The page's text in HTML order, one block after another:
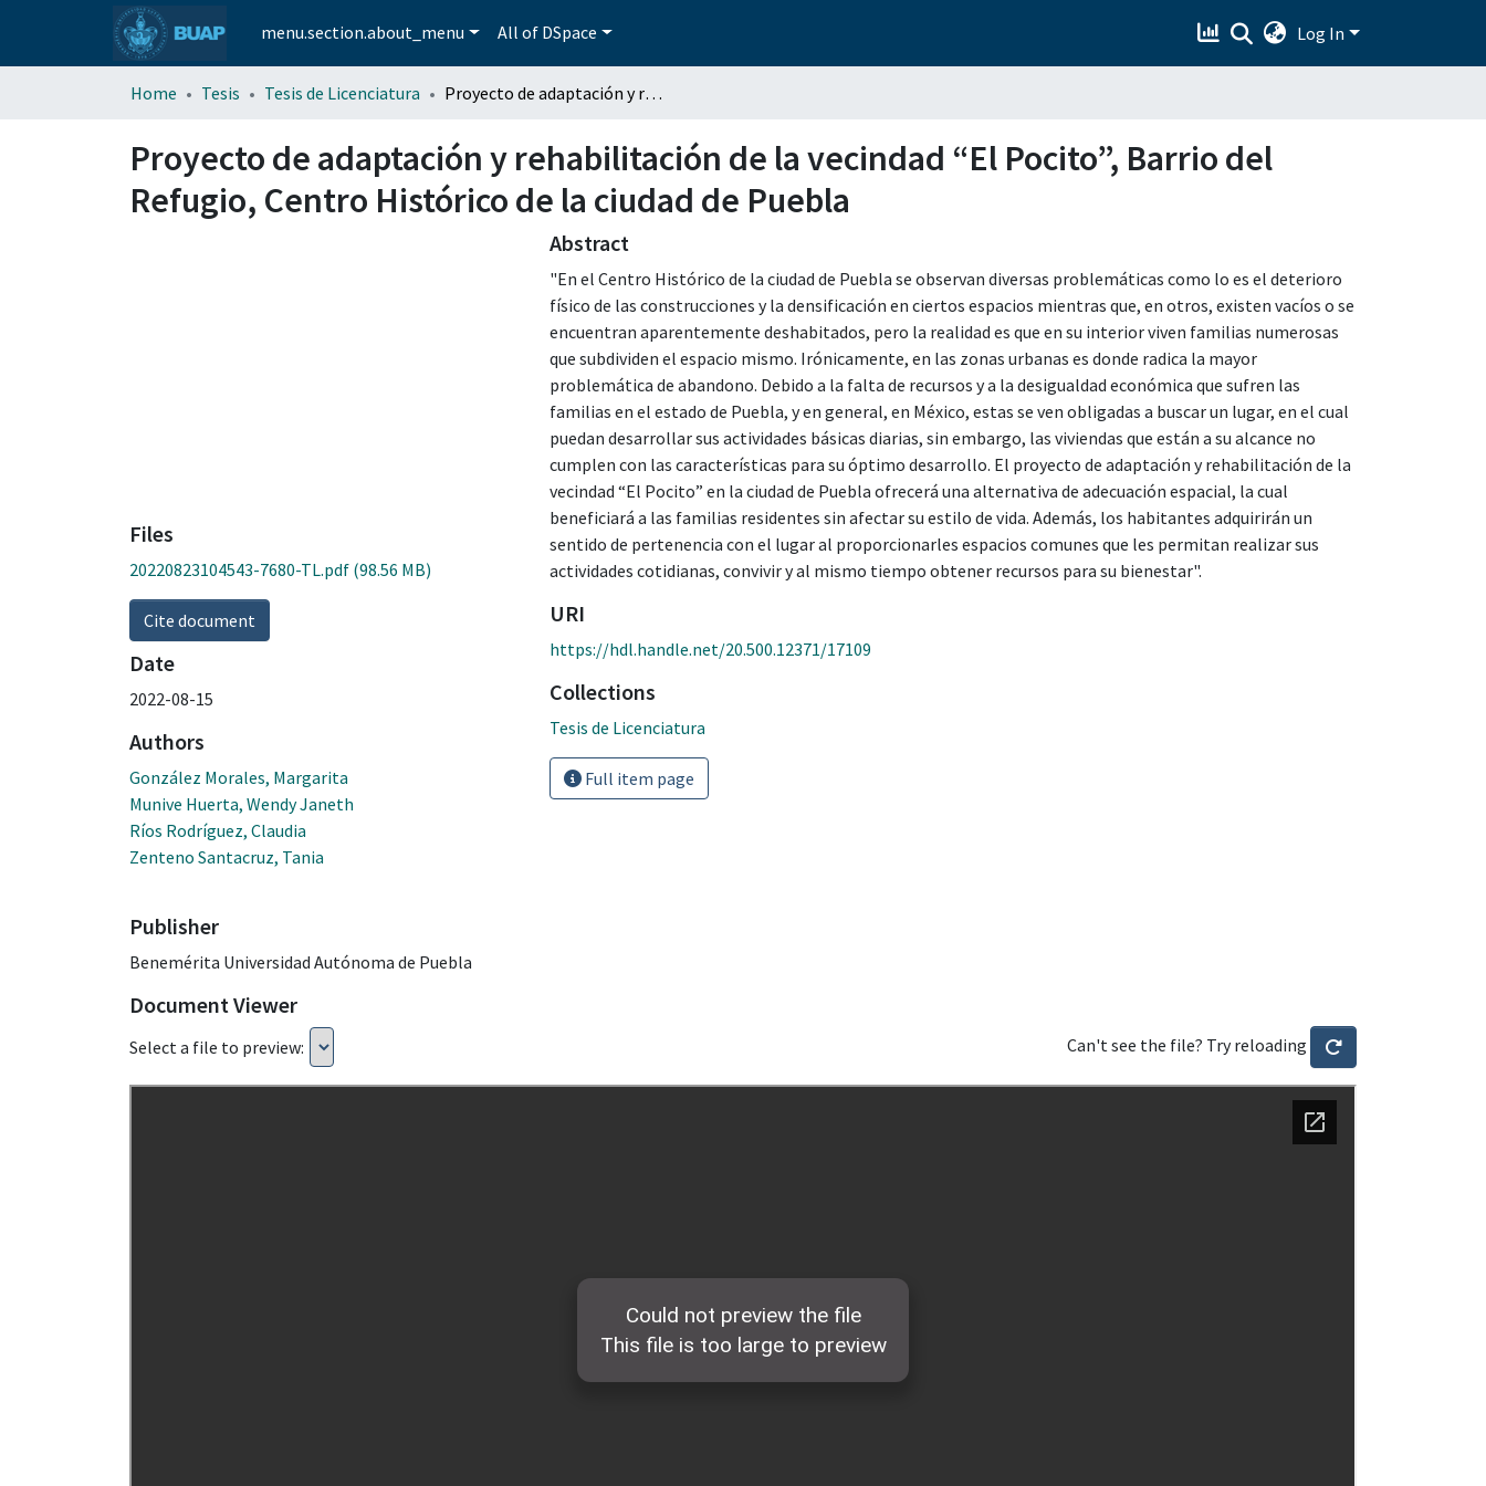
menu.section.about_menu All of DSpace Log In
Home Tesis Tesis de Licenciatura Proyecto de adaptación y rehabilitación de la vecindad “El Pocito”, Barrio del Refugio, Centro Histórico de la ciudad de Puebla
Proyecto de adaptación y rehabilitación de la vecindad “El Pocito”, Barrio del
Refugio, Centro Histórico de la ciudad de Puebla
Files
20220823104543-7680-TL.pdf (98.56 MB)
Cite document
Date
2022-08-15
Authors
González Morales, Margarita
Munive Huerta, Wendy Janeth
Ríos Rodríguez, Claudia
Zenteno Santacruz, Tania
Publisher
Benemérita Universidad Autónoma de Puebla
Abstract
"En el Centro Histórico de la ciudad de Puebla se observan diversas problemáticas como lo es el deterioro
físico de las construcciones y la densificación en ciertos espacios mientras que, en otros, existen vacíos o se
encuentran aparentemente deshabitados, pero la realidad es que en su interior viven familias numerosas
que subdividen el espacio mismo. Irónicamente, en las zonas urbanas es donde radica la mayor
problemática de abandono. Debido a la falta de recursos y a la desigualdad económica que sufren las
familias en el estado de Puebla, y en general, en México, estas se ven obligadas a buscar un lugar, en el cual
puedan desarrollar sus actividades básicas diarias, sin embargo, las viviendas que están a su alcance no
cumplen con las características para su óptimo desarrollo. El proyecto de adaptación y rehabilitación de la
vecindad “El Pocito” en la ciudad de Puebla ofrecerá una alternativa de adecuación espacial, la cual
beneficiará a las familias residentes sin afectar su estilo de vida. Además, los habitantes adquirirán un
sentido de pertenencia con el lugar al proporcionarles espacios comunes que les permitan realizar sus
actividades cotidianas, convivir y al mismo tiempo obtener recursos para su bienestar".
URI
https://hdl.handle.net/20.500.12371/17109
Collections
Tesis de Licenciatura
Full item page
Document Viewer
Select a file to preview: Can't see the file? Try reloading